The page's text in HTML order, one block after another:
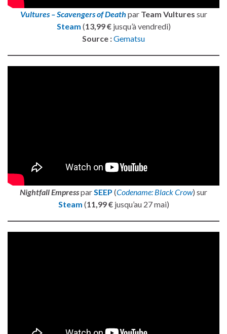
Vultures – Scavengers of Death par Team Vultures sur
Steam (13,99 €jusqu’à vendredi)
Source :Gematsu
Nightfall Empresspar SEEP (Codename: Black Crow) sur
Steam (11,99 €jusqu’au 27 mai)